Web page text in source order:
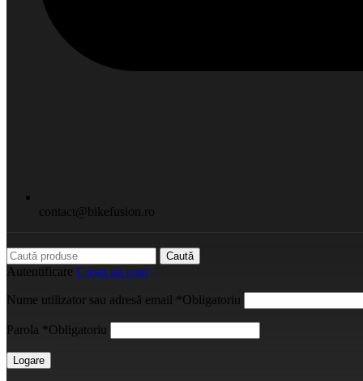
contact@bikefusion.ro
Caută
Autentificare Creați un cont
Nume utilizator sau adresă email *Obligatoriu
Parola *Obligatoriu
Logare